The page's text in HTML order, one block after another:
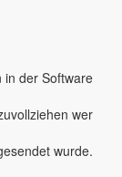
in der Software
wer
wurde.